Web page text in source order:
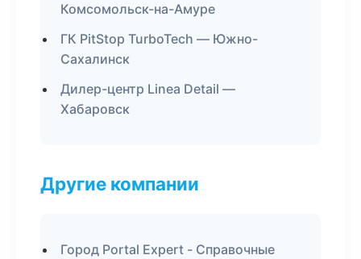
Комсомольск-на-Амуре
ГК PitStop TurboTech — Южно-
Сахалинск
Дилер-центр Linea Detail —
Хабаровск
Другие компании
Город Portal Expert - Справочные